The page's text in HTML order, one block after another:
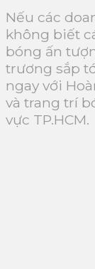
Nếu các
không biết
bóng ấn
trương sắp
ngay với
và trang trí
vực TP.HCM.